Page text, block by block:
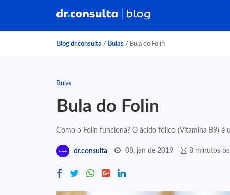
Blog dr.consulta / Bulas / Bula do Folin
Bulas
Bula do Folin
Como o Folin funciona? O ácido fólico (Vitamina B9) é
dr.consulta 08, jan de 2019 8 minutos